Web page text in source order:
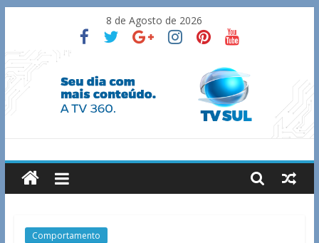
content
8 de Agosto de 2026
TV
Sul
Notícias
Comportamento